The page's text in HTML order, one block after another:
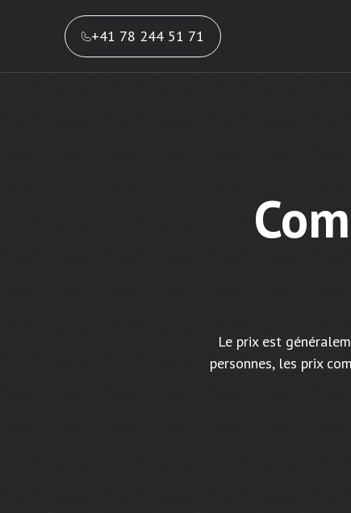
+41 78 244 51 71
Le prix est
personnes, les prix